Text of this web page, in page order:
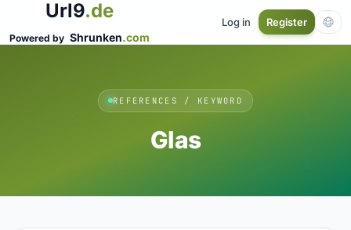
Url9.de
Powered by Shrunken.com
Log in Register
REFERENCES / KEYWORD
Glas